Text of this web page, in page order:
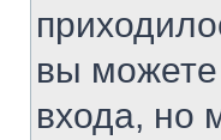
вы можете
входа, но